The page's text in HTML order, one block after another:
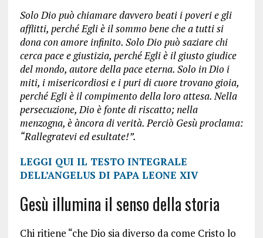
Solo Dio può chiamare davvero beati i poveri e gli
afflitti, perché Egli è il sommo bene che a tutti si
dona con amore infinito. Solo Dio può saziare chi
cerca pace e giustizia, perché Egli è il giusto giudice
del mondo, autore della pace eterna. Solo in Dio i
miti, i misericordiosi e i puri di cuore trovano gioia,
perché Egli è il compimento della loro attesa. Nella
persecuzione, Dio è fonte di riscatto; nella
menzogna, è àncora di verità. Perciò Gesù proclama:
“Rallegratevi ed esultate!”.
LEGGI QUI IL TESTO INTEGRALE
DELL’ANGELUS DI PAPA LEONE XIV
Gesù illumina il senso della storia
Chi ritiene “che Dio sia diverso da come Cristo lo